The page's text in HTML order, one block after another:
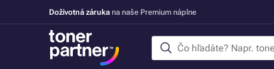
Doživotná záruka na naše Premium náplne